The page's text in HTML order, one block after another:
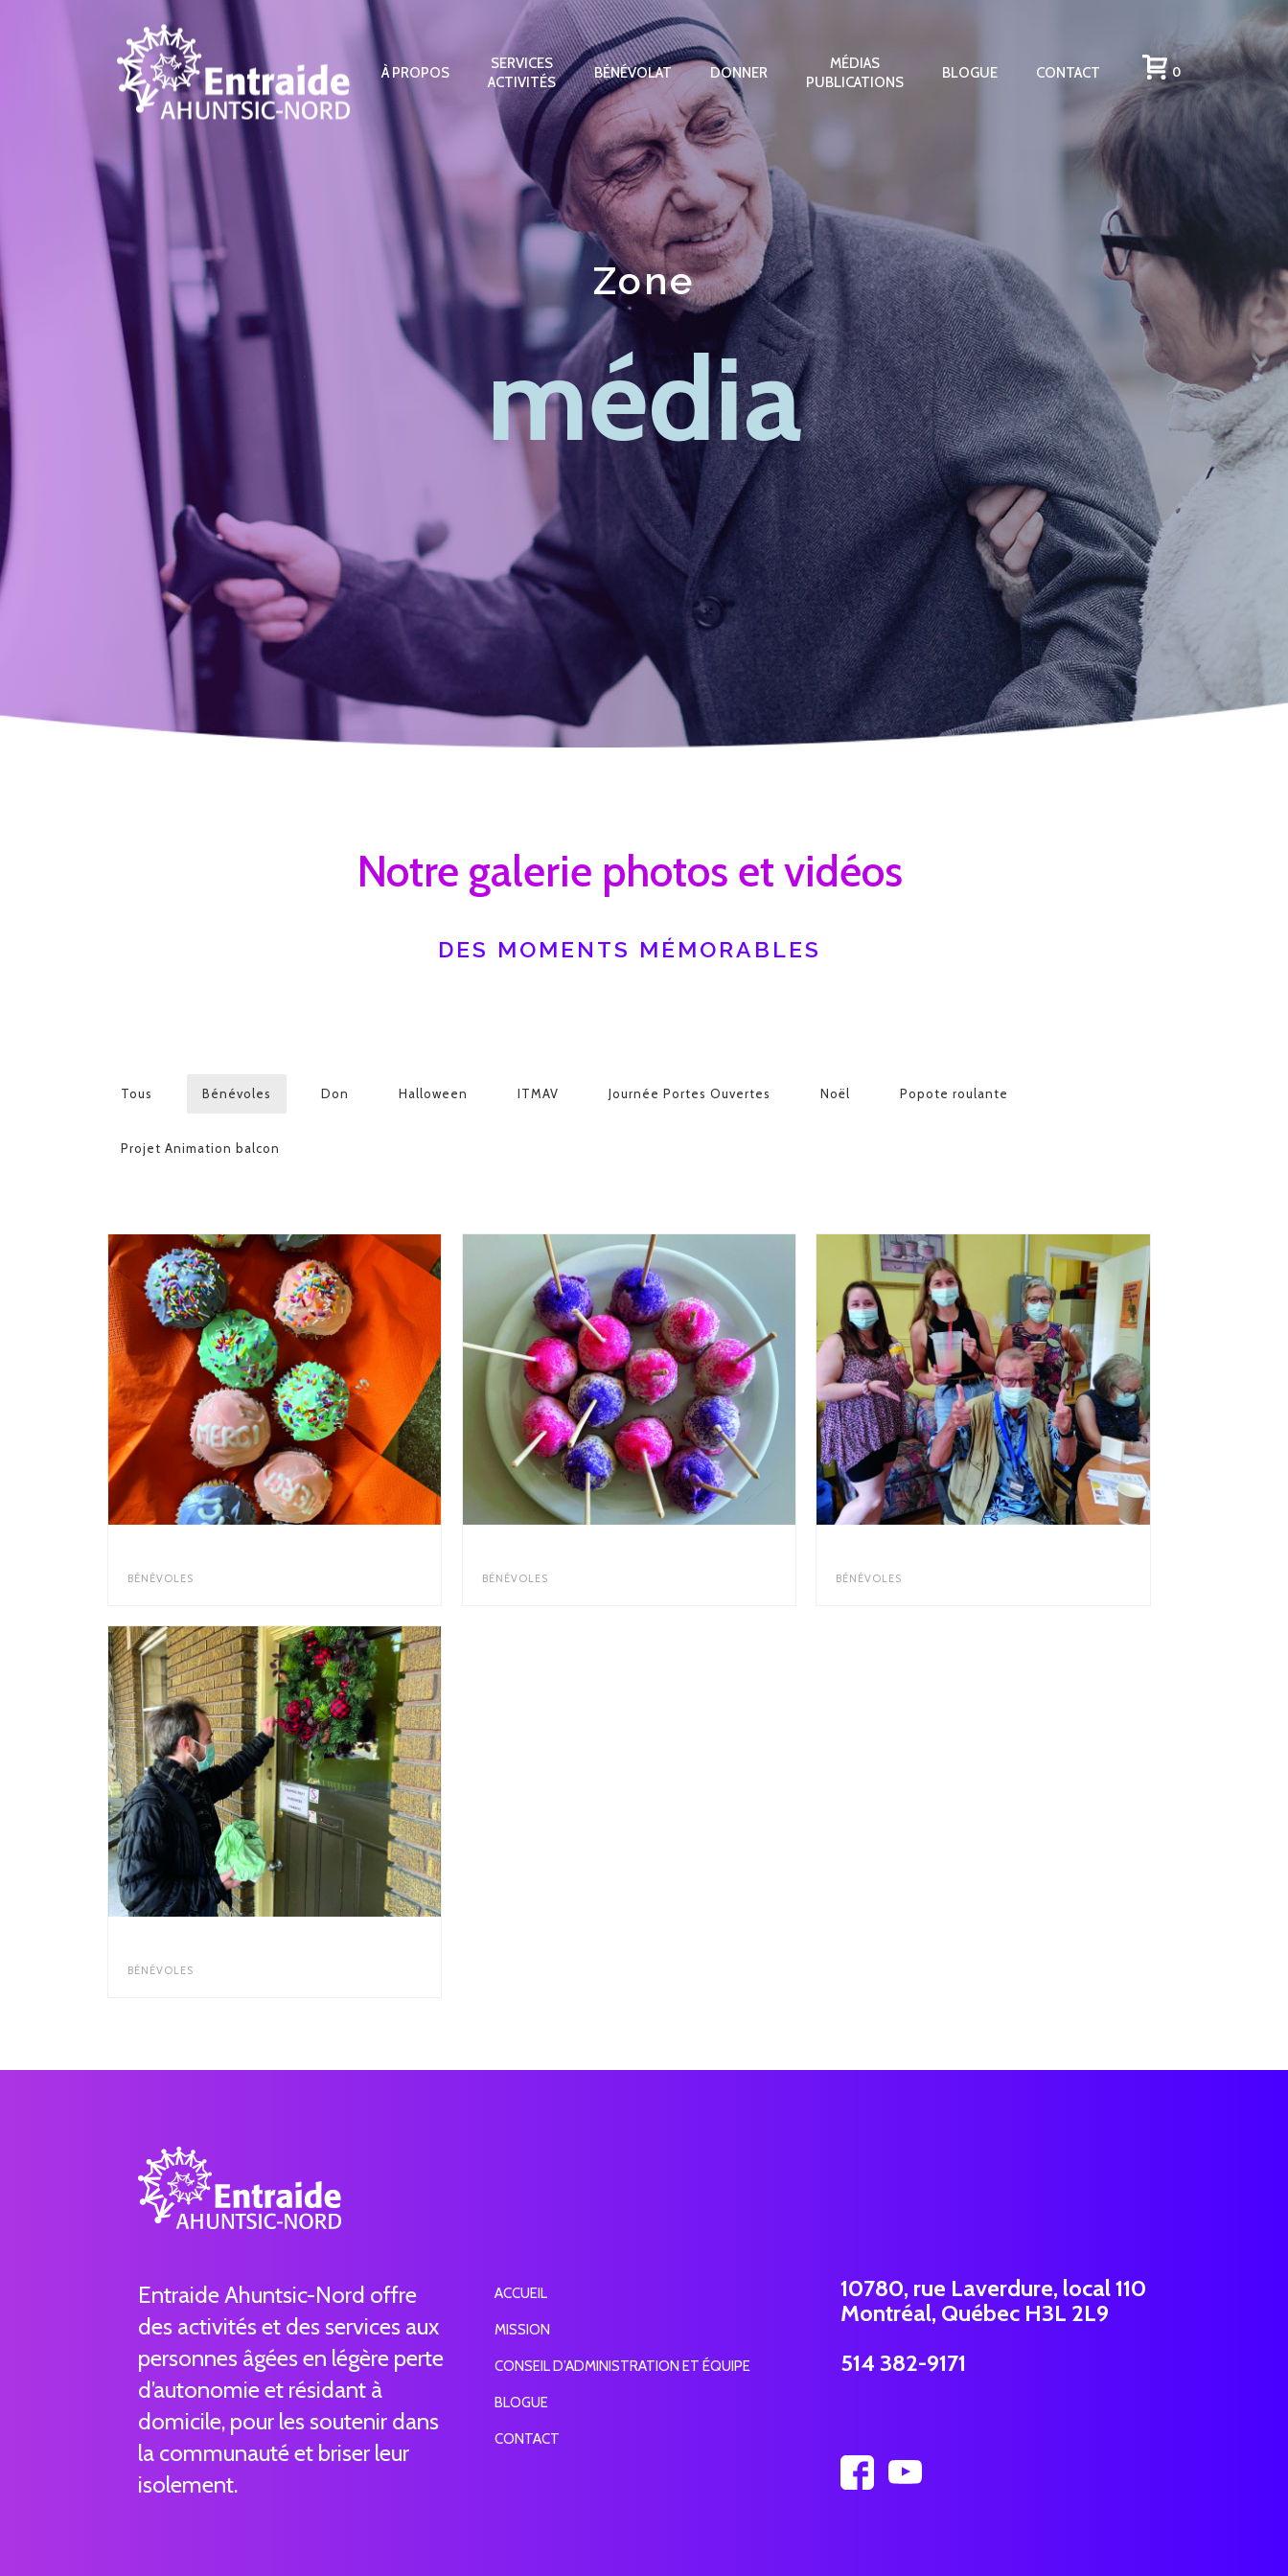
À PROPOS
SERVICES
ACTIVITÉS
BÉNÉVOLAT DONNER
MÉDIAS
PUBLICATIONS
BLOGUE CONTACT 0
Zone
média
Notre galerie photos et vidéos
DES MOMENTS MÉMORABLES
Tous Bénévoles Don Halloween ITMAV Journée Portes Ouvertes Noël Popote roulante
Projet Animation balcon
BÉNÉVOLES BÉNÉVOLES BÉNÉVOLES
BÉNÉVOLES
Entraide Ahuntsic-Nord offre
des activités et des services aux
personnes âgées en légère perte
d’autonomie et résidant à
domicile, pour les soutenir dans
la communauté et briser leur
isolement.
ACCUEIL
MISSION
CONSEIL D’ADMINISTRATION ET ÉQUIPE
BLOGUE
CONTACT
10780, rue Laverdure, local 110
Montréal, Québec H3L 2L9
514 382-9171